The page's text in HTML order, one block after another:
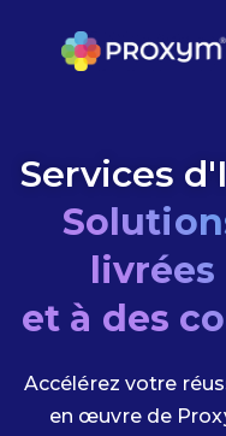
Services​​
et à des
Accélérez votre
en œuvre de